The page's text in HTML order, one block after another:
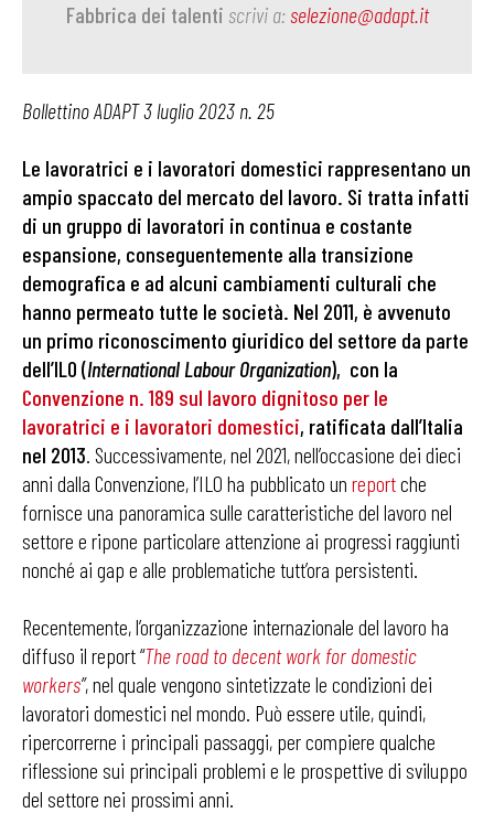
Fabbrica dei talenti scrivi a:selezione@adapt.it
Bollettino ADAPT 3 luglio 2023 n. 25
Le lavoratrici e i lavoratori domestici rappresentano un
ampio spaccato del mercato del lavoro. Si tratta infatti
di un gruppo di lavoratori in continua e costante
espansione, conseguentemente alla transizione
demografica e ad alcuni cambiamenti culturali che
hanno permeato tutte le società. Nel 2011, è avvenuto
un primo riconoscimento giuridico del settore da parte
dell’ILO (International Labour Organization), con la
Convenzione n. 189 sul lavoro dignitoso per le
lavoratrici e i lavoratori domestici, ratificata dall’Italia
nel 2013. Successivamente, nel 2021, nell’occasione dei dieci
anni dalla Convenzione, l’ILO ha pubblicato un reportche
fornisce una panoramica sulle caratteristiche del lavoro nel
settore e ripone particolare attenzione ai progressi raggiunti
nonché ai gap e alle problematiche tutt’ora persistenti.
Recentemente, l’organizzazione internazionale del lavoro ha
diffuso il report “The road to decent work for domestic
workers”, nel quale vengono sintetizzate le condizioni dei
lavoratori domestici nel mondo. Può essere utile, quindi,
ripercorrerne i principali passaggi, per compiere qualche
riflessione sui principali problemi e le prospettive di sviluppo
del settore nei prossimi anni.